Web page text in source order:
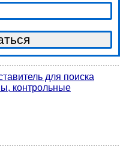
для поиска
контрольные